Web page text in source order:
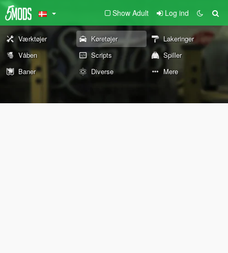
Show Adult Log ind
Værktøjer Køretøjer
Lakeringer
Våben
Scripts
Spiller
Baner
Diverse Mere